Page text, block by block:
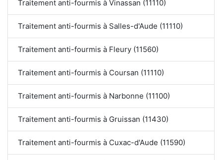
Traitement anti-fourmis à Vinassan (11110)
Traitement anti-fourmis à Salles-d'Aude (11110)
Traitement anti-fourmis à Fleury (11560)
Traitement anti-fourmis à Coursan (11110)
Traitement anti-fourmis à Narbonne (11100)
Traitement anti-fourmis à Gruissan (11430)
Traitement anti-fourmis à Cuxac-d'Aude (11590)